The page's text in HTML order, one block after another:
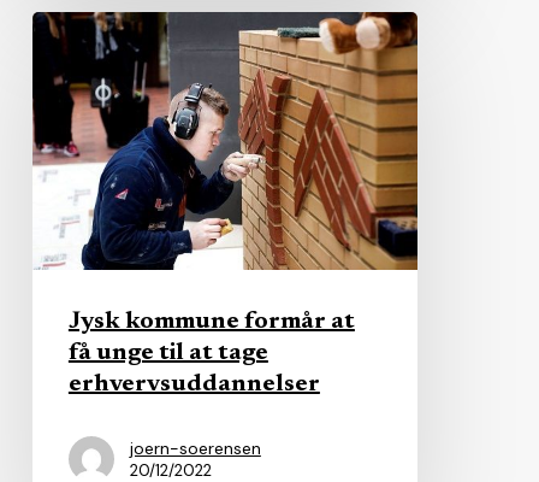
Jysk
kommune
formår
at
få
unge
at
erhvervsuddannelser
Jysk kommune formår at
få unge til at tage
erhvervsuddannelser
joern-soerensen
20/12/2022